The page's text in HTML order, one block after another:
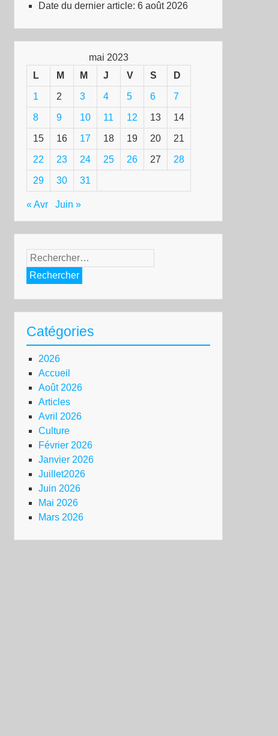
Date du dernier article: 6 août 2026
mai 2023
L
M M J V S D
1 2 3 4 5 6 7
8 9 10 11 12 13 14
15 16 17 18 19 20 21
22 23 24 25 26 27 28
29 30 31
« Avr Juin »
Rechercher :
Catégories
2026
Accueil
Août 2026
Articles
Avril 2026
Culture
Février 2026
Janvier 2026
Juillet2026
Juin 2026
Mai 2026
Mars 2026